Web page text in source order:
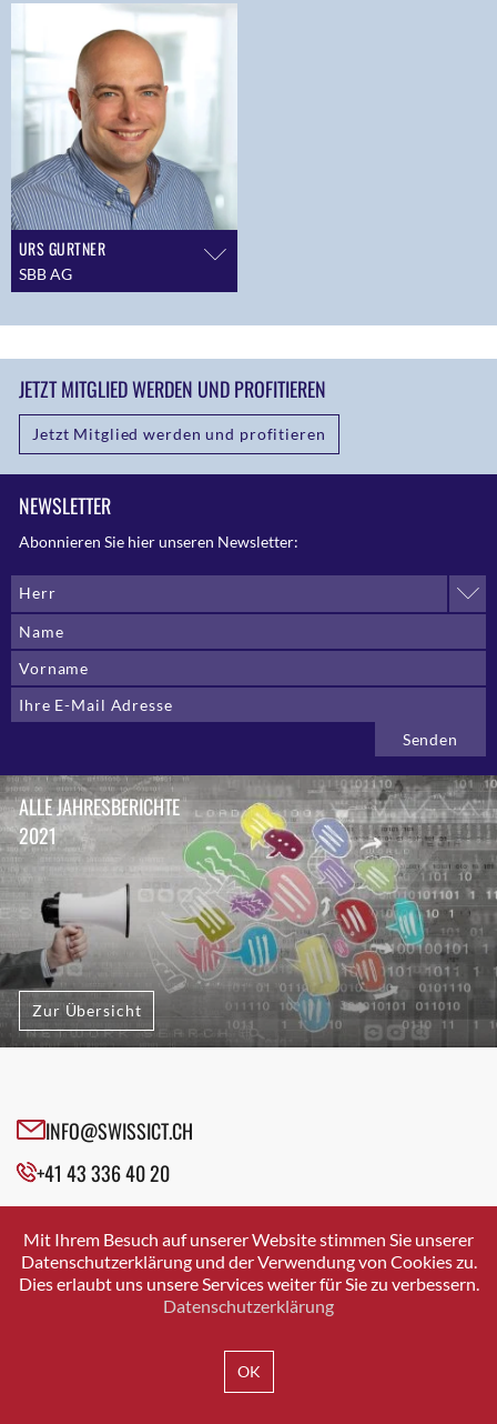
URS GURTNER
SBB AG
JETZT MITGLIED WERDEN UND PROFITIEREN
Jetzt Mitglied werden und profitieren
NEWSLETTER
Abonnieren Sie hier unseren Newsletter:
Herr
ALLE JAHRESBERICHTE
2021
Zur Übersicht
INFO@SWISSICT.CH
+41 43 336 40 20
SWISSICT
VULKANSTRASSE 120
8048 ZURICH
Mit Ihrem Besuch auf unserer Website stimmen Sie unserer
Datenschutzerklärung und der Verwendung von Cookies zu.
Dies erlaubt uns unsere Services weiter für Sie zu verbessern.
Datenschutzerklärung
OK